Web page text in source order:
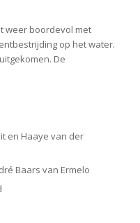
weer boordevol met
op het water.
De
en Haaye van der
Baars van Ermelo